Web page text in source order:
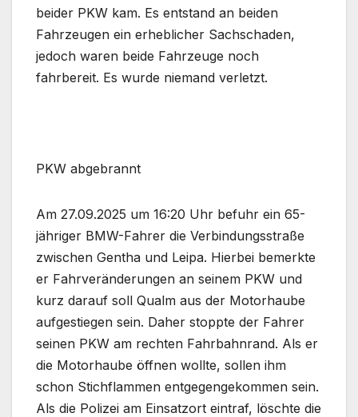
beider PKW kam. Es entstand an beiden
Fahrzeugen ein erheblicher Sachschaden,
jedoch waren beide Fahrzeuge noch
fahrbereit. Es wurde niemand verletzt.
PKW abgebrannt
Am 27.09.2025 um 16:20 Uhr befuhr ein 65-
jähriger BMW-Fahrer die Verbindungsstraße
zwischen Gentha und Leipa. Hierbei bemerkte
er Fahrveränderungen an seinem PKW und
kurz darauf soll Qualm aus der Motorhaube
aufgestiegen sein. Daher stoppte der Fahrer
seinen PKW am rechten Fahrbahnrand. Als er
die Motorhaube öffnen wollte, sollen ihm
schon Stichflammen entgegengekommen sein.
Als die Polizei am Einsatzort eintraf, löschte die